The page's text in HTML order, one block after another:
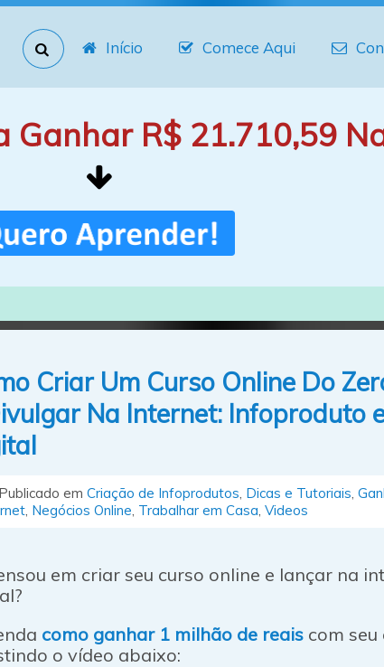
Início Comece Aqui
Ganhar R$ 21.710,59
Criar Um Curso Online Do
Na Internet: Infoproduto
Publicado em Criação de Infoprodutos Dicas e Tutoriais
Negócios Online Trabalhar em Casa Videos
em criar seu curso online e lançar na
como ganhar 1 milhão de reais com
o vídeo abaixo: